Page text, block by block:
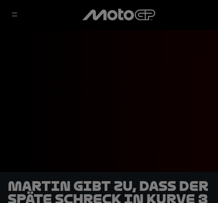
Martin gibt zu, dass der
späte Schreck in Kurve 3